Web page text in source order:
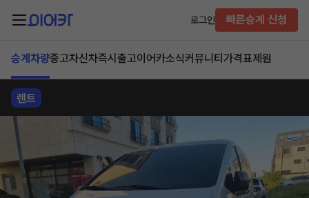
로그인 빠른승계 신청
승계차량중고차신차즉시출고이어카소식커뮤니티 가격표제원
렌트